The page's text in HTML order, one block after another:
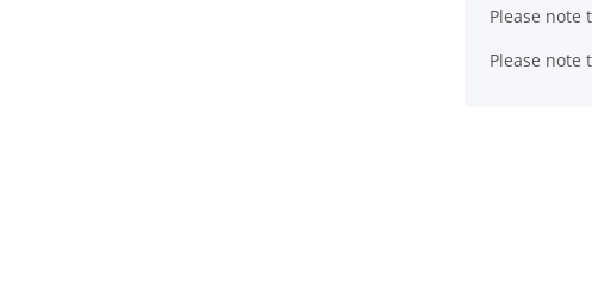
Please
Please